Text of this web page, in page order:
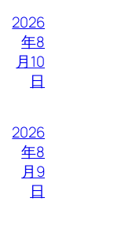
2026
年8
月10
日
2026
年8
月9
日